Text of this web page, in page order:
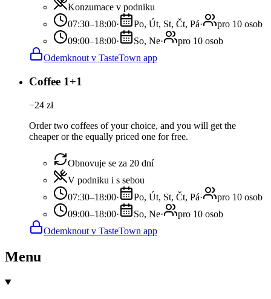
Konzumace v podniku
07:30–18:00· Po, Út, St, Čt, Pá·
pro 10 osob
09:00–18:00· So, Ne·
pro 10 osob
Odemknout v TasteTown app
Coffee 1+1
−24 zł
Order two coffees of your choice, and you will get the
cheaper or the equally priced one for free.
Obnovuje se za 20 dní
V podniku i s sebou
07:30–18:00· Po, Út, St, Čt, Pá·
pro 10 osob
09:00–18:00· So, Ne·
pro 10 osob
Odemknout v TasteTown app
Menu